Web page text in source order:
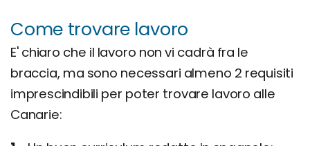
Come trovare lavoro
E' chiaro che il lavoro non vi cadrà fra le
braccia, ma sono necessari almeno 2 requisiti
imprescindibili per poter trovare lavoro alle
Canarie: